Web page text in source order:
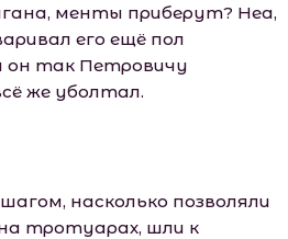
менты приберут? Неа,
его ещё пол
он так Петровичу
же уболтал.
насколько позволяли
тротуарах, шли к